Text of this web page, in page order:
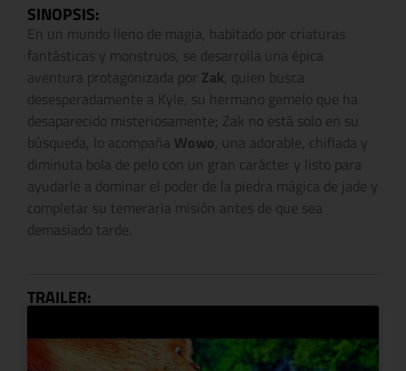
SINOPSIS:
En un mundo lleno de magia, habitado por criaturas
fantásticas y monstruos, se desarrolla una épica
aventura protagonizada por Zak, quien busca
desesperadamente a Kyle, su hermano gemelo que ha
desaparecido misteriosamente; Zak no está solo en su
búsqueda, lo acompaña Wowo, una adorable, chiflada y
diminuta bola de pelo con un gran carácter y listo para
ayudarle a dominar el poder de la piedra mágica de jade y
completar su temeraria misión antes de que sea
demasiado tarde.
TRAILER: